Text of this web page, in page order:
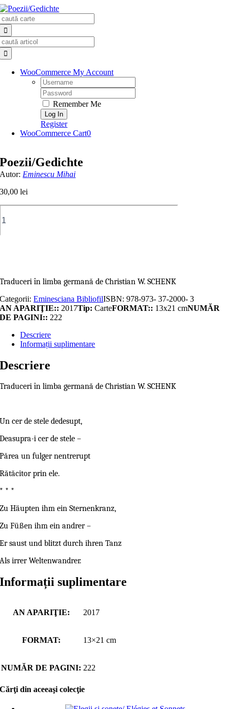
Skip
to
content
WooCommerce My Account
Username:
Password:
Remember Me
Register
WooCommerce Cart0
Poezii/Gedichte
Autor: Eminescu Mihai
30,00lei
Gedichte
Traduceri în limba germană de Christian W. SCHENK
Categorii:Eminesciana BibliofilISBN:978-973- 37-2000- 3
AN APARIŢIE:: 2017Tip: CarteFORMAT:: 13x21 cmNUMĂR
DE PAGINI:: 222
Descriere
Informații suplimentare
Descriere
Traduceri în limba germană de Christian W. SCHENK
Un cer de stele dedesupt,
Deasupra-i cer de stele –
Părea un fulger nentrerupt
Rătăcitor prin ele.
* * *
Zu Häupten ihm ein Sternenkranz,
Zu Füßen ihm ein andrer –
Er saust und blitzt durch ihren Tanz
Als irrer Weltenwandrer.
Informații suplimentare
AN APARIŢIE: 2017
FORMAT: 13×21 cm
NUMĂR DE PAGINI: 222
Cărţi din aceeaşi colecţie